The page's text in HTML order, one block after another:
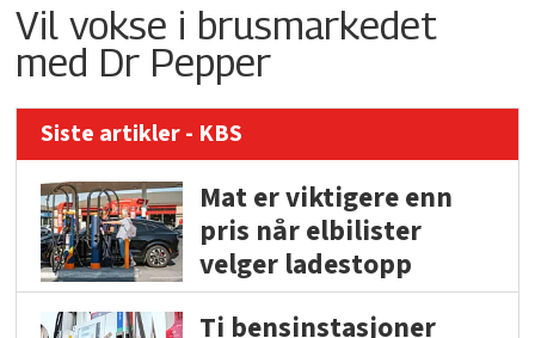
Vil vokse i brusmarkedet
med Dr Pepper
Siste artikler - KBS
Mat er viktigere enn
pris når elbilister
velger ladestopp
Ti bensinstasjoner